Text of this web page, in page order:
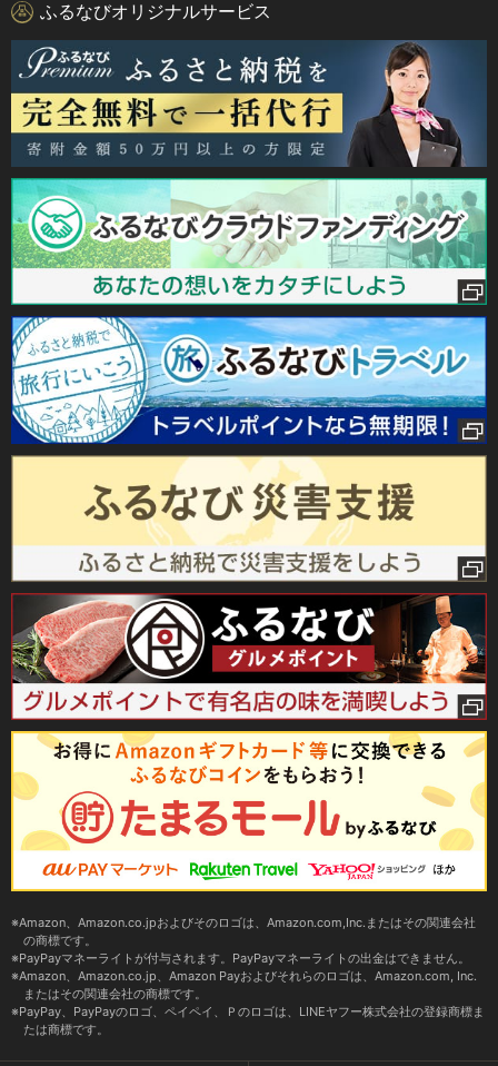
ふるなびオリジナルサービス
Amazon、Amazon.co.jpおよびそのロゴは、Amazon.com,Inc.またはその関連会社
の商標です。
PayPayマネーライトが付与されます。PayPayマネーライトの出金はできません。
Amazon、Amazon.co.jp、Amazon Payおよびそれらのロゴは、Amazon.com, Inc.
またはその関連会社の商標です。
PayPay、PayPayのロゴ、ペイペイ、Ｐのロゴは、LINEヤフー株式会社の登録商標ま
たは商標です。